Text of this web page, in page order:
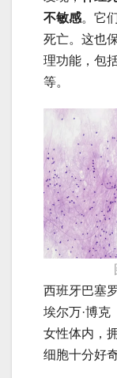
不敏感。它
死亡。这也
理功能，包
等。
西班牙巴塞
埃尔万·博克
女性体内，
细胞十分好奇